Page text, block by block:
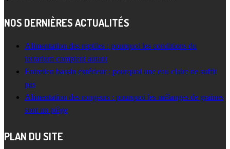
NOS DERNIÈRES ACTUALITÉS
Alimentation des reptiles : pourquoi les conditions du
terrarium comptent autant
Entretien bassin extérieur : pourquoi une eau claire ne suffit
pas
Alimentation des rongeurs : pourquoi les mélanges de graines
sont un piège
PLAN DU SITE